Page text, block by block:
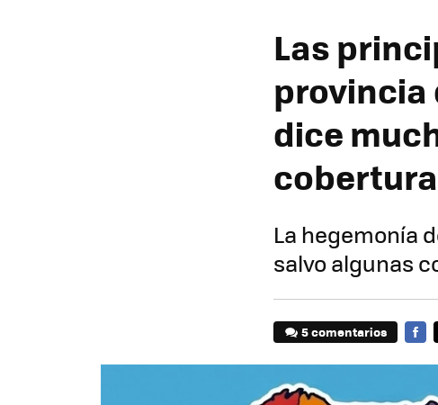
Las
provincia
dice
cobertura
La hegemonía
salvo algunas
5 comentarios